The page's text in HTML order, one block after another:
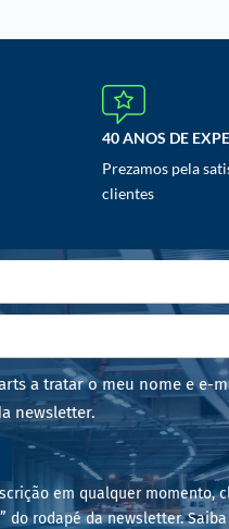
40 ANOS DE
Prezamos pela
clientes
a tratar o meu nome e e-
newsletter.
em qualquer momento,
do rodapé da newsletter.